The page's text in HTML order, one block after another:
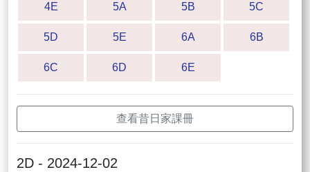
4E 5A 5B 5C
5D 5E 6A 6B
6C 6D 6E
查看昔日家課冊
2D - 2024-12-02